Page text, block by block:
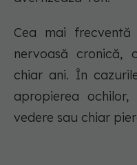
Cea mai
nervoasă cronică,
chiar ani. În
apropierea
vedere sau chiar